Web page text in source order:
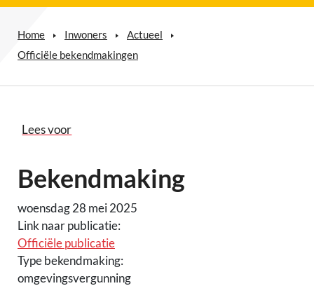
Home Inwoners
Actueel
Officiële bekendmakingen
Lees voor
Bekendmaking
woensdag 28 mei 2025
Link naar publicatie:
Officiële publicatie
Type bekendmaking:
omgevingsvergunning